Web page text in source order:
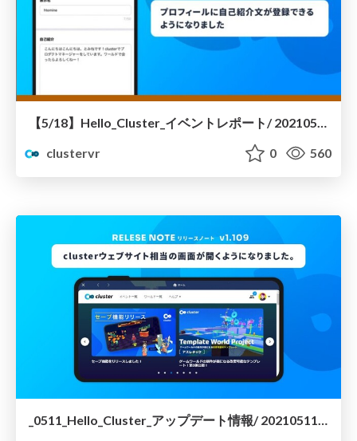
【5/18】Hello_Cluster_イベントレポート/ 20210518-hello-cluster
clustervr
0 560